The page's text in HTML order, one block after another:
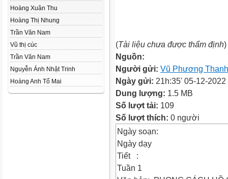
Hoàng Xuân Thu
Hoàng Thị Nhung
Trần Văn Nam
Vũ thị cúc
Trần Văn Nam
Nguyễn Ánh Nhật Trinh
Hoàng Anh Tố Mai
(Tài liệu chưa được thẩm định)
Nguồn:
Người gửi: Vũ Phương Thanh
Ngày gửi: 21h:35' 05-12-2022
Dung lượng: 1.5 MB
Số lượt tải: 109
Số lượt thích: 0 người
Ngày soạn:
Tiết :
Tuần 1